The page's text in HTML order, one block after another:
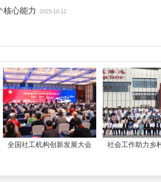
核心能力 2015-10-12
全国社工机构创新发展大会 社会工作助力乡